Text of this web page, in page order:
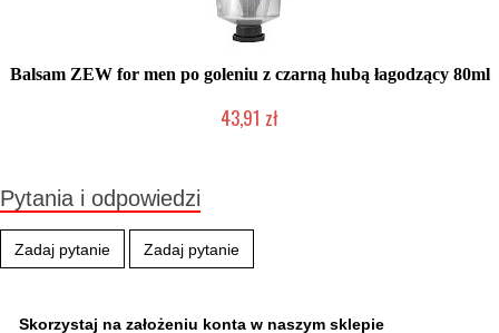
Balsam ZEW for men po goleniu z czarną hubą łagodzący 80ml
43,91 zł
Pytania i odpowiedzi
Zadaj pytanie Zadaj pytanie
Skorzystaj na założeniu konta w naszym sklepie